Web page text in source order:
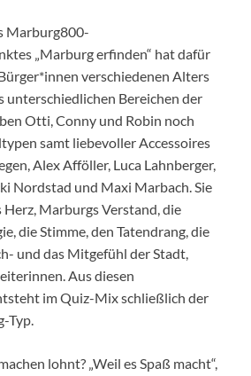
Marburg800-
„Marburg erfinden“ hat dafür
verschiedenen Alters
unterschiedlichen Bereichen der
Otti, Conny und Robin noch
samt liebevoller Accessoires
Alex Afföller, Luca Lahnberger,
Nordstad und Maxi Marbach. Sie
Marburgs Verstand, die
die Stimme, den Tatendrang, die
und das Mitgefühl der Stadt,
Aus diesen
im Quiz-Mix schließlich der
Typ.
lohnt? „Weil es Spaß macht“,